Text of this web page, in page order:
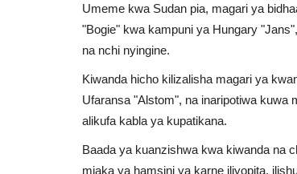
Umeme kwa Sudan pia, magari ya
"Bogie" kwa kampuni ya Hungary
na nchi nyingine.
Kiwanda hicho kilizalisha magari ya
Ufaransa "Alstom", na inaripotiwa kuwa
alikufa kabla ya kupatikana.
Baada ya kuanzishwa kwa kiwanda na
miaka ya hamsini ya karne iliyopita,